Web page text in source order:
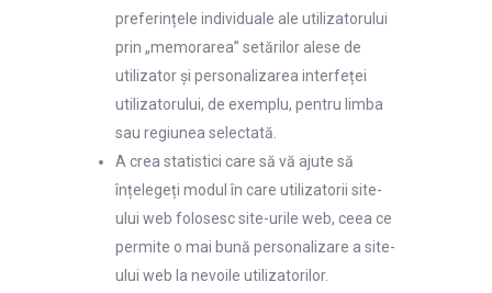
preferințele individuale ale utilizatorului
prin „memorarea” setărilor alese de
utilizator și personalizarea interfeței
utilizatorului, de exemplu, pentru limba
sau regiunea selectată.
A crea statistici care să vă ajute să
înțelegeți modul în care utilizatorii site-
ului web folosesc site-urile web, ceea ce
permite o mai bună personalizare a site-
ului web la nevoile utilizatorilor.